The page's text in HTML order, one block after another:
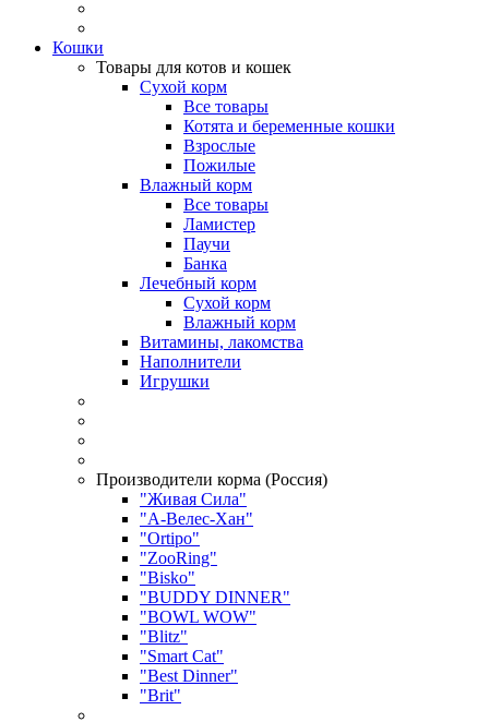
Кошки
Товары для котов и кошек
Сухой корм
Все товары
Котята и беременные кошки
Взрослые
Пожилые
Влажный корм
Все товары
Ламистер
Паучи
Банка
Лечебный корм
Сухой корм
Влажный корм
Витамины, лакомства
Наполнители
Игрушки
Производители корма (Россия)
"Живая Сила"
"А-Велес-Хан"
"Ortipo"
"ZooRing"
"Bisko"
"BUDDY DINNER"
"BOWL WOW"
"Blitz"
"Smart Cat"
"Best Dinner"
"Brit"